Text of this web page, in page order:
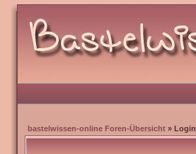
bastelwissen-online Foren-Übersicht » Login